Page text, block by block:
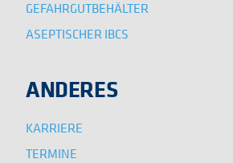
GEFAHRGUTBEHÄLTER
ASEPTISCHER IBCS
ANDERES
KARRIERE
TERMINE